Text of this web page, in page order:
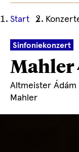
Ihre
Position
Start
Sinfoniekonzert
Mahler
Altmeister
Mahler